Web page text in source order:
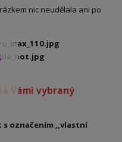
nic neudělala ani po
Vámi vybraný
označením ,,vlastní